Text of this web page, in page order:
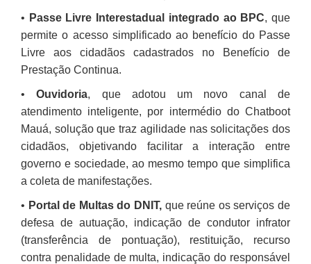
• Passe Livre Interestadual integrado ao BPC, que
permite o acesso simplificado ao benefício do Passe
Livre aos cidadãos cadastrados no Benefício de
Prestação Continua.
•Ouvidoria, que adotou um novo canal de
atendimento inteligente, por intermédio do Chatboot
Mauá, solução que traz agilidade nas solicitações dos
cidadãos, objetivando facilitar a interação entre
governo e sociedade, ao mesmo tempo que simplifica
a coleta de manifestações.
• Portal de Multas do DNIT, que reúne os serviços de
defesa de autuação, indicação de condutor infrator
(transferência de pontuação), restituição, recurso
contra penalidade de multa, indicação do responsável